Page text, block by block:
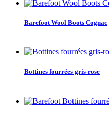
Barefoot Wool Boots Cognac
Bottines fourrées gris-rose